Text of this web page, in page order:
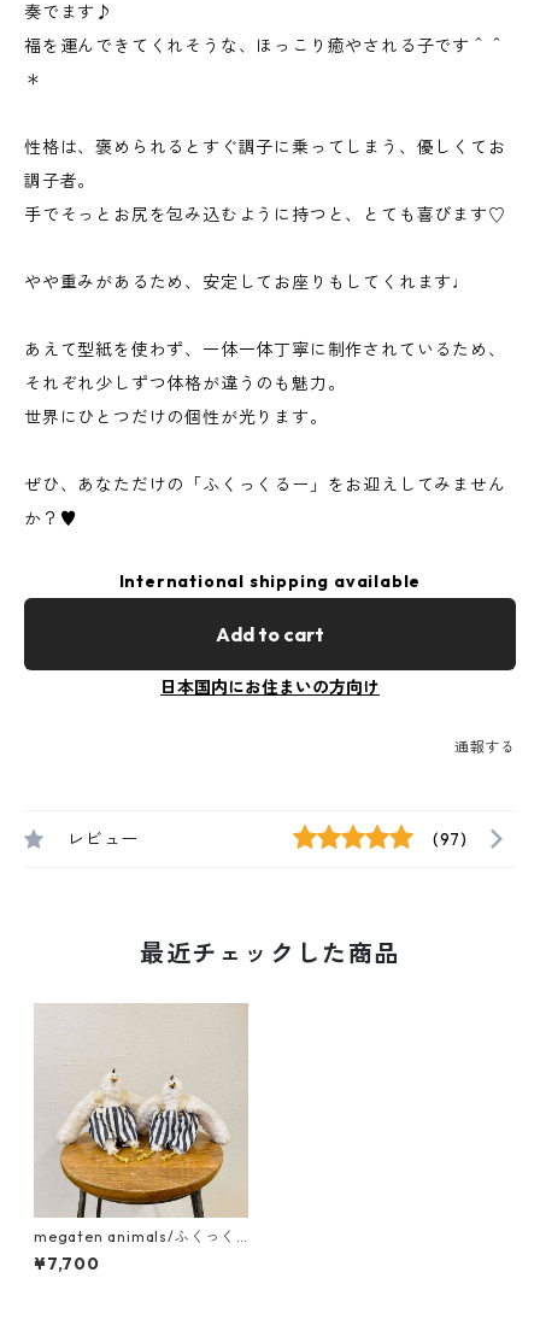
奏でます♪
福を運んできてくれそうな、ほっこり癒やされる子です＾＾
＊
性格は、褒められるとすぐ調子に乗ってしまう、優しくてお
調子者。
手でそっとお尻を包み込むように持つと、とても喜びます♡
やや重みがあるため、安定してお座りもしてくれます♩
あえて型紙を使わず、一体一体丁寧に制作されているため、
それぞれ少しずつ体格が違うのも魅力。
世界にひとつだけの個性が光ります。
ぜひ、あなただけの「ふくっくるー」をお迎えしてみません
か？♥
International shipping available
Add to cart
日本国内にお住まいの方向け
通報する
レビュー (97)
最近チェックした商品
megaten animals/ふくっく
るー（ｻｽﾍﾟﾝﾀﾞｰver.）
¥7,700